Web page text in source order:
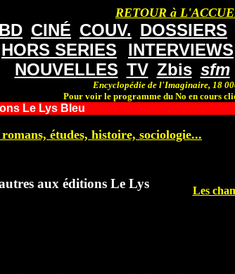
RETOUR à
BD CINÉ COUV. DOSSIERS
HORS SERIES
INTERVIEWS
NOUVELLES TV Zbis sfm
Encyclopédie de l'Imaginaire, 18
Pour voir le programme du No en cours
Le Lys Bleu
études, histoire, sociologie...
aux éditions Le Lys
Les